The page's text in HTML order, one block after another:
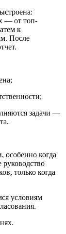
— от топ-
к
После
задачи —
особенно когда
только когда
условиям